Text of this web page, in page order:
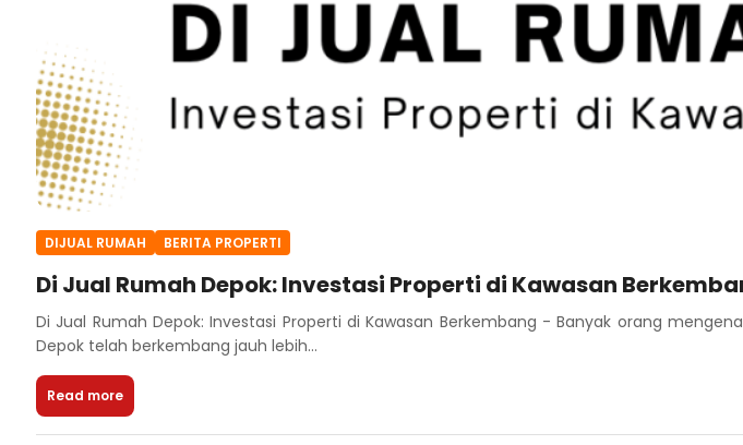
DIJUAL RUMAH BERITA PROPERTI
Di Jual Rumah Depok: Investasi Properti di Kawasan
Di Jual Rumah Depok: Investasi Properti di Kawasan Berkembang - Banyak orang
Depok telah berkembang jauh lebih...
Read more